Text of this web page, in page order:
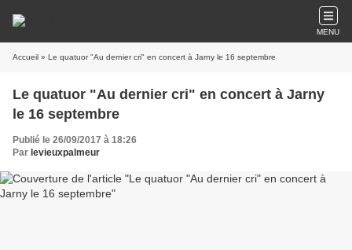
MENU
Accueil » Le quatuor "Au dernier cri" en concert à Jarny le 16 septembre
Le quatuor "Au dernier cri" en concert à Jarny
le 16 septembre
Publié le 26/09/2017 à 18:26
Par levieuxpalmeur